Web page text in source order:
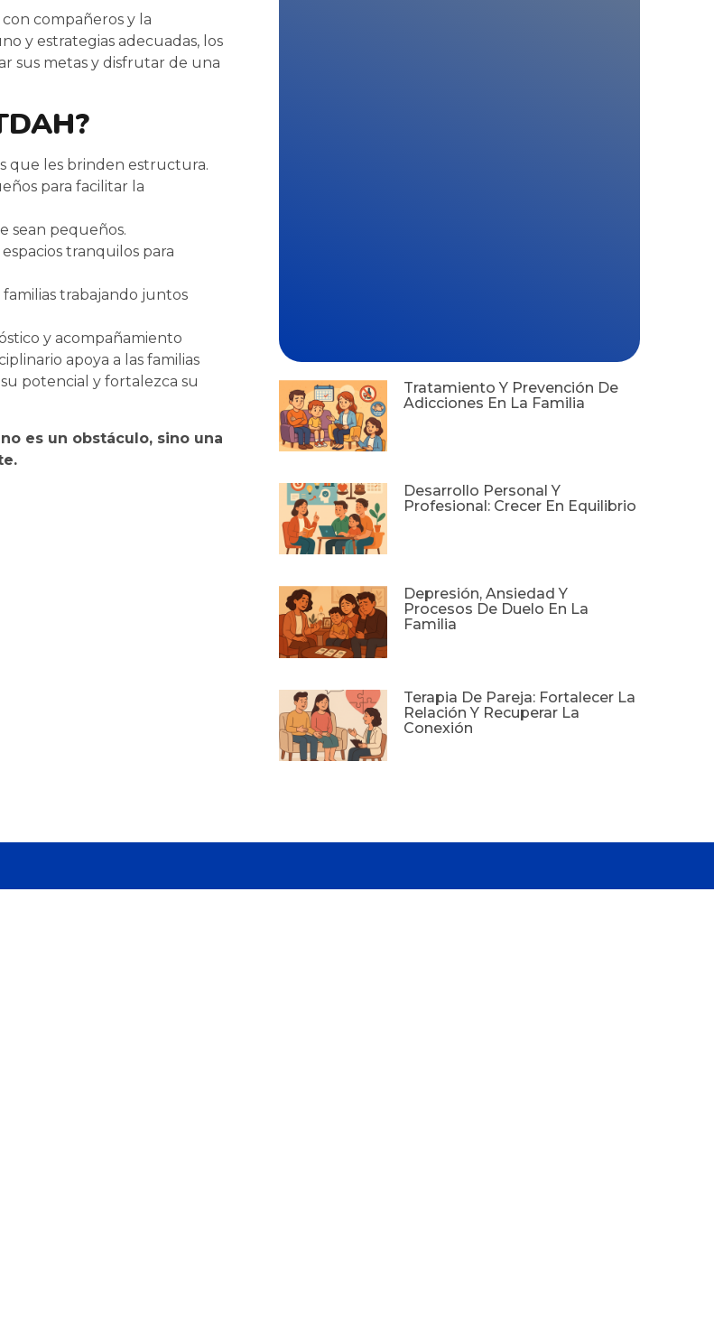
compañeros y la
y estrategias adecuadas, los
sus metas y disfrutar de una
que les brinden estructura.
para facilitar la
sean pequeños.
tranquilos para
familias trabajando juntos
y acompañamiento
apoya a las familias
potencial y fortalezca su
es un obstáculo, sino una
Tratamiento Y Prevención De
Adicciones En La Familia
Desarrollo Personal Y
Profesional: Crecer En Equilibrio
Depresión, Ansiedad Y
Procesos De Duelo En La
Familia
Terapia De Pareja: Fortalecer La
Relación Y Recuperar La
Conexión